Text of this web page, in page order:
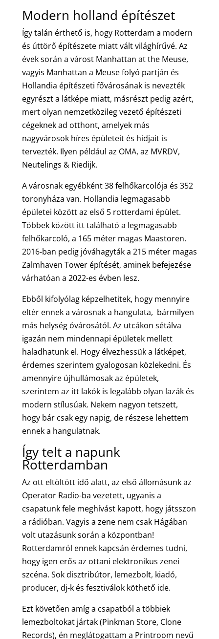
Modern holland építészet
Így talán érthető is, hogy Rotterdam a modern
és úttörő építészete miatt vált világhírűvé. Az
évek során a várost Manhattan at the Meuse,
vagyis Manhattan a Meuse folyó partján és
Hollandia építészeti fővárosának is nevezték
egyrészt a látképe miatt, másrészt pedig azért,
mert olyan nemzetközileg vezető építészeti
cégeknek ad otthont, amelyek más
nagyvárosok híres épületeit és hidjait is
tervezték. Ilyen például az OMA, az MVRDV,
Neutelings & Riedijk.
A városnak egyébként 38 felhőkarcolója és 352
toronyháza van. Hollandia legmagasabb
épületei között az első 5 rotterdami épület.
Többek között itt található a legmagasabb
felhőkarcoló, a 165 méter magas Maastoren.
2016-ban pedig jóváhagyták a 215 méter magas
Zalmhaven Tower építését, aminek befejezése
várhatóan a 2022-es évben lesz.
Ebből kifolyólag képzelhetitek, hogy mennyire
eltér ennek a városnak a hangulata, bármilyen
más helység óvárosától. Az utcákon sétálva
igazán nem mindennapi épületek mellett
haladhatunk el. Hogy élvezhessük a látképet,
érdemes szerintem gyalogosan közlekedni. És
amennyire újhullámosak az épületek,
szerintem az itt lakók is legalább olyan lazák és
modern stílusúak. Nekem nagyon tetszett,
hogy bár csak egy napig, de részese lehettem
ennek a hangulatnak.
Így telt a napunk
Rotterdamban
Az ott eltöltött idő alatt, az első állomásunk az
Operator Radio-ba vezetett, ugyanis a
csapatunk fele meghívást kapott, hogy játsszon
a rádióban. Vagyis a zene nem csak Hágában
volt utazásunk során a központban!
Rotterdamról ennek kapcsán érdemes tudni,
hogy igen erős az ottani elektronikus zenei
szcéna. Sok disztribútor, lemezbolt, kiadó,
producer, dj-k és fesztiválok köthető ide.
Ezt követően amíg a csapatból a többiek
lemezboltokat jártak (Pinkman Store, Clone
Records), én meglátogattam a Printroom nevű